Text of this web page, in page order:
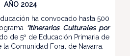
AÑO 2024
ha convocado hasta 500
“Itinerarios Culturales por
de 5º de Educación Primaria de
Comunidad Foral de Navarra.